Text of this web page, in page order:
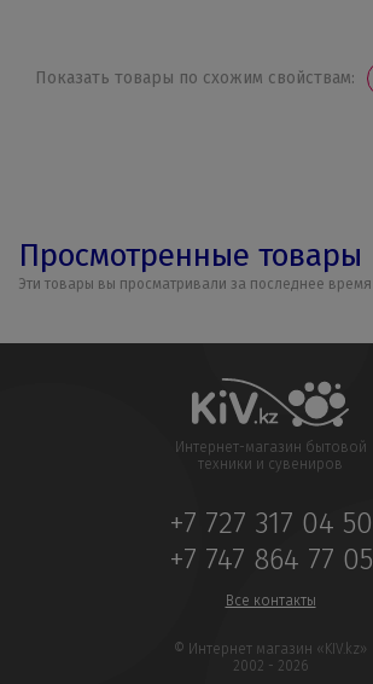
Показать товары по схожим свойствам:
Просмотренные товары
Эти товары вы просматривали за последнее время
Интернет-магазин бытовой
техники и сувениров
+7 727 317 04 50
+7 747 864 77 05
Все контакты
© Интернет магазин «KIV.kz»
2002 - 2026